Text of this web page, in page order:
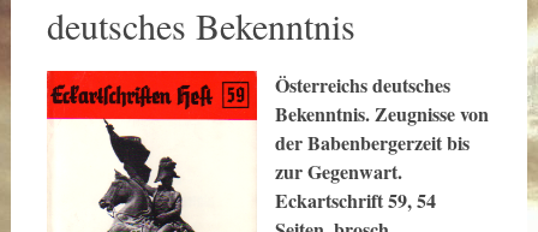
deutsches Bekenntnis
Österreichs deutsches
Bekenntnis. Zeugnisse von
derBabenbergerzeit bis
zur Gegenwart.
Eckartschrift 59,54